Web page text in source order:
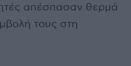
απέσπασαν θερμά
τους στη